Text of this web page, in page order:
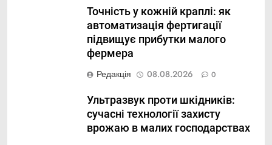
Точність у кожній краплі: як
автоматизація фертигації
підвищує прибутки малого
фермера
Редакція
08.08.2026 0
Ультразвук проти шкідників:
сучасні технології захисту
врожаю в малих господарствах